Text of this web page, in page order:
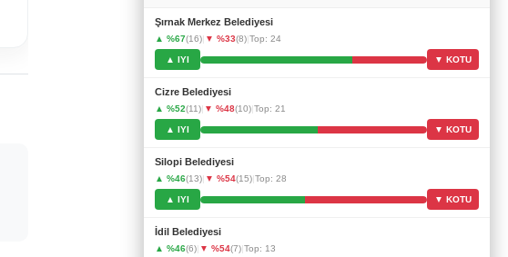
Şırnak Merkez Belediyesi
▲ %67(16)| ▼ %33(8)|Top: 24
▲ IYI ▼ KOTU
Cizre Belediyesi
▲ %52(11)| ▼ %48(10)|Top: 21
▲ IYI ▼ KOTU
Silopi Belediyesi
▲ %46(13)| ▼ %54(15)|Top: 28
▲ IYI ▼ KOTU
İdil Belediyesi
▲ %46(6)| ▼ %54(7)|Top: 13